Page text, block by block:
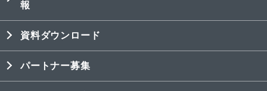
報
資料ダウンロード
パートナー募集